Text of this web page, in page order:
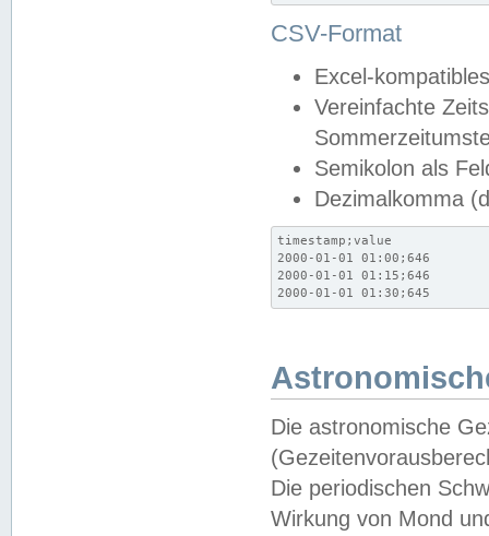
CSV-Format
Excel-
Vereinfachte
Semikolon als
Dezimalkomma
timestamp;value
2000-01-01 01:00;646
2000-01-01 01:15;646
2000-01-01 01:30;645
Die astronomische
Die periodischen
Wirkung von Mond